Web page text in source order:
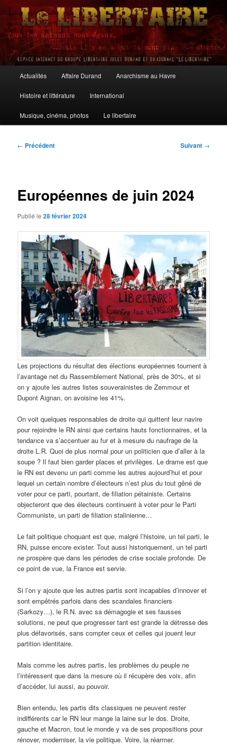
Aller
contenu
principalLe Libertaire
principal
Actualités Affaire Durand Anarchisme au Havre
Histoire et littérature International
Musique, cinéma, photos Le libertaire
Navigation
← Précédent Suivant →
Européennes de juin 2024
Publié le28 février 2024
Les projections du résultat des élections européennes tournent à
l’avantage net du Rassemblement National, près de 30%, et si
on y ajoute les autres listes souverainistes de Zemmour et
Dupont Aignan, on avoisine les 41%.
On voit quelques responsables de droite qui quittent leur navire
pour rejoindre le RN ainsi que certains hauts fonctionnaires, et la
tendance va s’accentuer au fur et à mesure du naufrage de la
droite L.R. Quoi de plus normal pour un politicien que d’aller à la
soupe ? Il faut bien garder places et privilèges. Le drame est que
le RN est devenu un parti comme les autres aujourd’hui et pour
lequel un certain nombre d’électeurs n’est plus du tout gêné de
voter pour ce parti, pourtant, de filiation pétainiste. Certains
objecteront que des électeurs continuent à voter pour le Parti
Communiste, un parti de filiation stalinienne…
Le fait politique choquant est que, malgré l’histoire, un tel parti, le
RN, puisse encore exister. Tout aussi historiquement, un tel parti
ne prospère que dans les périodes de crise sociale profonde. De
ce point de vue, la France est servie.
Si l’on y ajoute que les autres partis sont incapables d’innover et
sont empêtrés parfois dans des scandales financiers
(Sarkozy…), le R.N. avec sa démagogie et ses fausses
solutions, ne peut que progresser tant est grande la détresse des
plus défavorisés, sans compter ceux et celles qui jouent leur
partition identitaire.
Mais comme les autres partis, les problèmes du peuple ne
l’intéressent que dans la mesure où il récupère des voix, afin
d’accéder, lui aussi, au pouvoir.
Bien entendu, les partis dits classiques ne peuvent rester
indifférents car le RN leur mange la laine sur le dos. Droite,
gauche et Macron, tout le monde y va de ses propositions pour
rénover, moderniser, la vie politique. Voire, la réarmer.